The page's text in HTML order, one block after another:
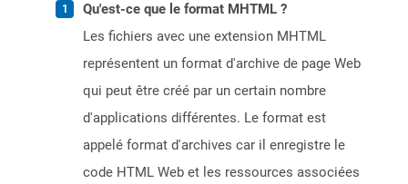
Qu'est-ce que le format MHTML ?
Les fichiers avec une extension MHTML
représentent un format d'archive de page Web
qui peut être créé par un certain nombre
d'applications différentes. Le format est
appelé format d'archives car il enregistre le
code HTML Web et les ressources associées